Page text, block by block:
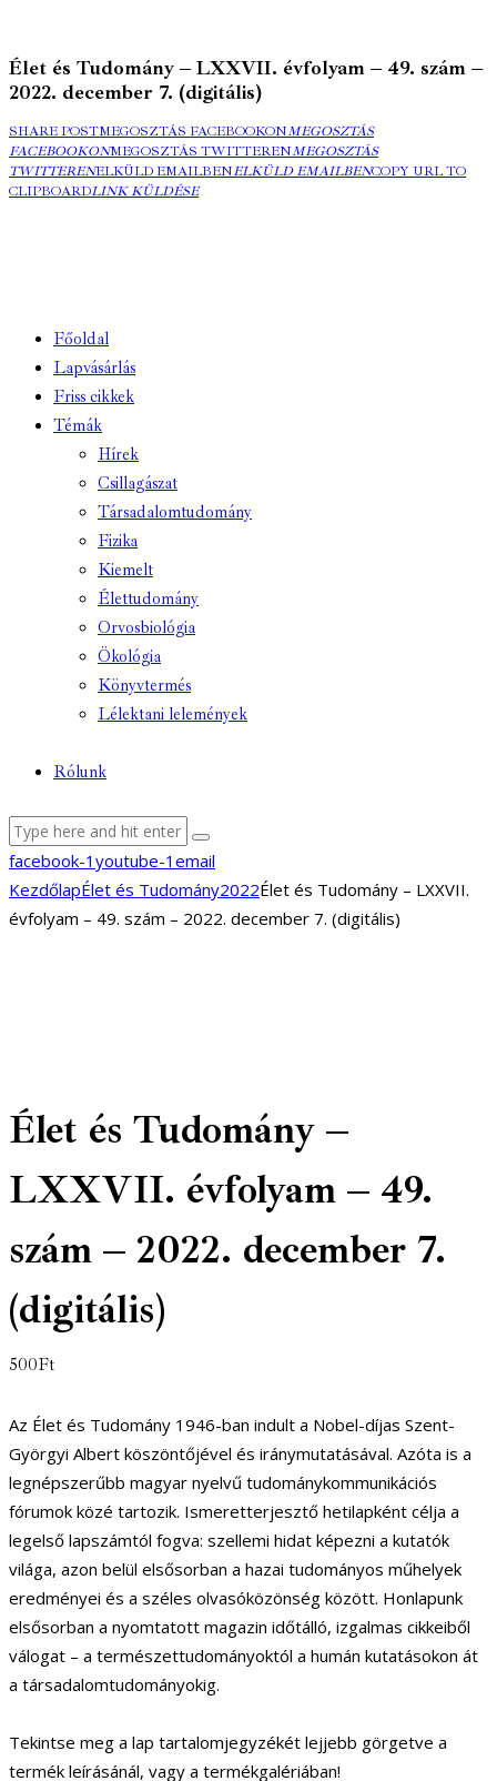
Élet és Tudomány – LXXVII. évfolyam – 49. szám –
2022. december 7. (digitális)
SHARE POSTMEGOSZTÁS FACEBOOKONMEGOSZTÁS
FACEBOOKONMEGOSZTÁS TWITTERENMEGOSZTÁS
TWITTERENELKÜLD EMAILBENELKÜLD EMAILBENCOPY URL TO
CLIPBOARDLINK KÜLDÉSE
Főoldal
Lapvásárlás
Friss cikkek
Témák
Hírek
Csillagászat
Társadalomtudomány
Fizika
Kiemelt
Élettudomány
Orvosbiológia
Ökológia
Könyvtermés
Lélektani lelemények
Rólunk
facebook-1 youtube-1 email
KezdőlapÉlet és Tudomány2022Élet és Tudomány – LXXVII.
évfolyam – 49. szám – 2022. december 7. (digitális)
Élet és Tudomány –
LXXVII. évfolyam – 49.
szám – 2022. december 7.
(digitális)
500Ft
Az Élet és Tudomány 1946-ban indult a Nobel-díjas Szent-
Györgyi Albert köszöntőjével és iránymutatásával. Azóta is a
legnépszerűbb magyar nyelvű tudománykommunikációs
fórumok közé tartozik. Ismeretterjesztő hetilapként célja a
legelső lapszámtól fogva: szellemi hidat képezni a kutatók
világa, azon belül elsősorban a hazai tudományos műhelyek
eredményei és a széles olvasóközönség között. Honlapunk
elsősorban a nyomtatott magazin időtálló, izgalmas cikkeiből
válogat – a természettudományoktól a humán kutatásokon át
a társadalomtudományokig.
Tekintse meg a lap tartalomjegyzékét lejjebb görgetve a
termék leírásánál, vagy a termékgalériában!